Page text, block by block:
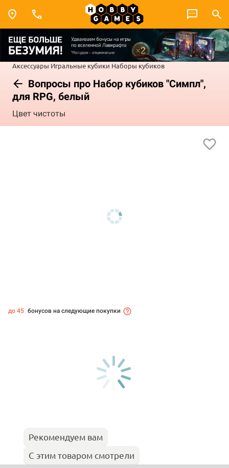
Аксессуары Игральные кубики Наборы кубиков
Вопросы про Набор кубиков "Симпл",
для RPG, белый
Цвет чистоты
до 45 бонусов на следующие покупки
Рекомендуем вам
С этим товаром смотрели